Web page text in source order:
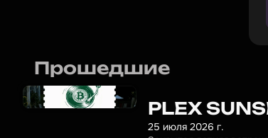
Прошедшие
PLEX
25 июля 2026 г.